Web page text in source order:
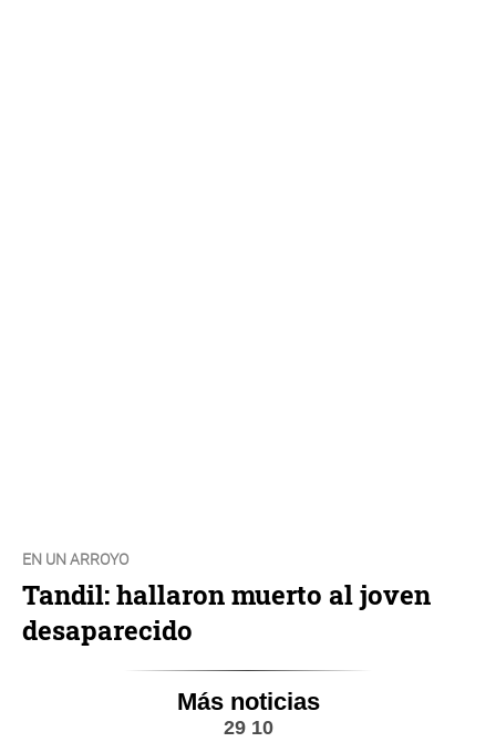
EN UN ARROYO
Tandil: hallaron muerto al joven
desaparecido
Más noticias
29 10